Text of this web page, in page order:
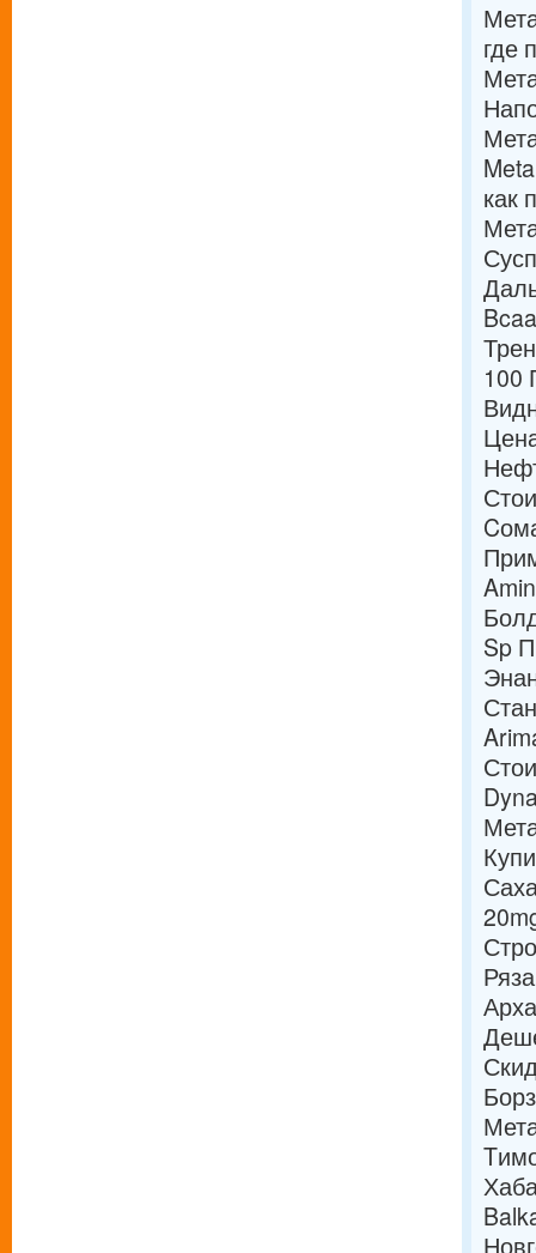
где
как
100
Sp